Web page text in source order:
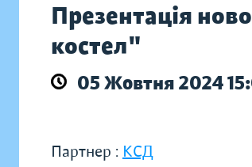
Презентація
костел"
05 Жовтня 2024
Партнер : КСД